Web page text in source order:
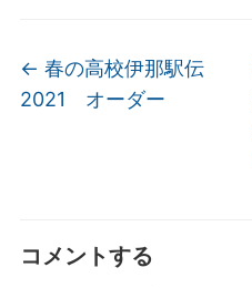
← 春の高校伊那駅伝
2021 オーダー
コメントする